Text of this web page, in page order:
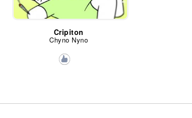
Cripiton
Chyno Nyno